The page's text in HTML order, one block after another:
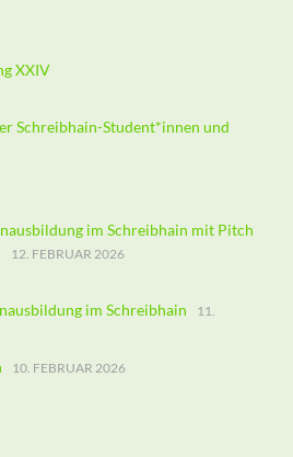
XXIV
Schreibhain-Student*innen und
im Schreibhain mit Pitch
12. FEBRUAR 2026
im Schreibhain
11.
10. FEBRUAR 2026